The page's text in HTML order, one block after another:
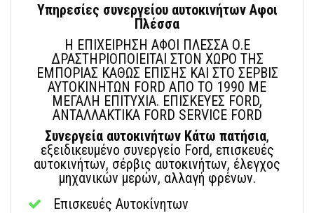
Υπηρεσίες συνεργείου αυτοκινήτων Αφοι
Πλέσσα
Η ΕΠΙΧΕΙΡΗΣΗ ΑΦΟΙ ΠΛΕΣΣΑ Ο.Ε
ΔΡΑΣΤΗΡΙΟΠΟΙΕΙΤΑΙ ΣΤΟΝ ΧΩΡΟ ΤΗΣ
ΕΜΠΟΡΙΑΣ ΚΑΘΩΣ ΕΠΙΣΗΣ ΚΑΙ ΣΤΟ ΣΕΡΒΙΣ
ΑΥΤΟΚΙΝΗΤΩΝ FORD ΑΠΟ ΤΟ 1990 ΜΕ
ΜΕΓΑΛΗ ΕΠΙΤΥΧΙΑ. ΕΠΙΣΚΕΥΕΣ FORD,
ΑΝΤΑΛΛΑΚΤΙΚΑ FORD SERVICE FORD
Συνεργεία αυτοκινήτων Κάτω πατήσια,
εξειδικευμένο συνεργείο Ford, επισκευές
αυτοκινήτων, σέρβις αυτοκινήτων, έλεγχος
μηχανικών μερών, αλλαγή φρένων.
Επισκευές Αυτοκίνητων